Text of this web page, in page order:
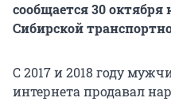
сообщается 30 октября
Сибирской
С 2017 и 2018 году
интернета продавал